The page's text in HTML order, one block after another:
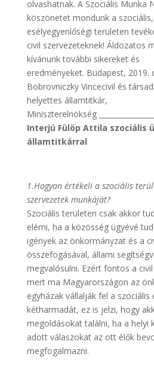
olvashatnak. A Szociális Munka
köszönetet mondunk a
esélyegyenlőségi területen
civil szervezeteknek! Áldozatos
kívánunk további sikereket és
eredményeket. Budapest, 2019.
Bobrovniczky Vincecivil és
helyettes államtitkár,
Miniszterelnökség
Interjú Fülöp Attila szociális
államtitkárral
1.Hogyan értékeli a szociális
szervezetek munkáját?
Szociális területen csak akkor
elérni, ha a közösség ügyévé
igények az önkormányzat és a
összefogásával, állami
megvalósulni. Ezért fontos a
mert ma Magyarországon az
egyházak vállalják fel a
kétharmadát, ez is jelzi, hogy
megoldásokat találni, ha a helyi
adott válaszokat az ott élők
megfogalmazni.